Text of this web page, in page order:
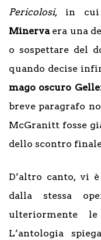
Pericolosi, in cui
Minervaera una
o sospettare del
quando decise
mago oscuro
breve paragrafo
McGranitt fosse
dello scontro
D’altro canto, vi
dalla stessa
ulteriormente
L’antologia